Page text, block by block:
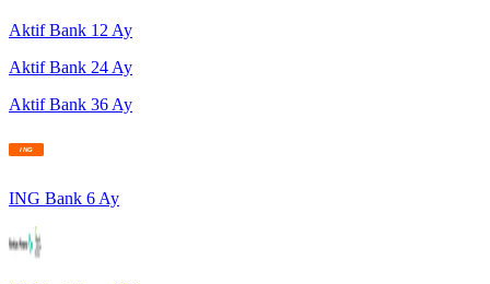
Aktif Bank 12 Ay
Aktif Bank 24 Ay
Aktif Bank 36 Ay
ING Bank 6 Ay